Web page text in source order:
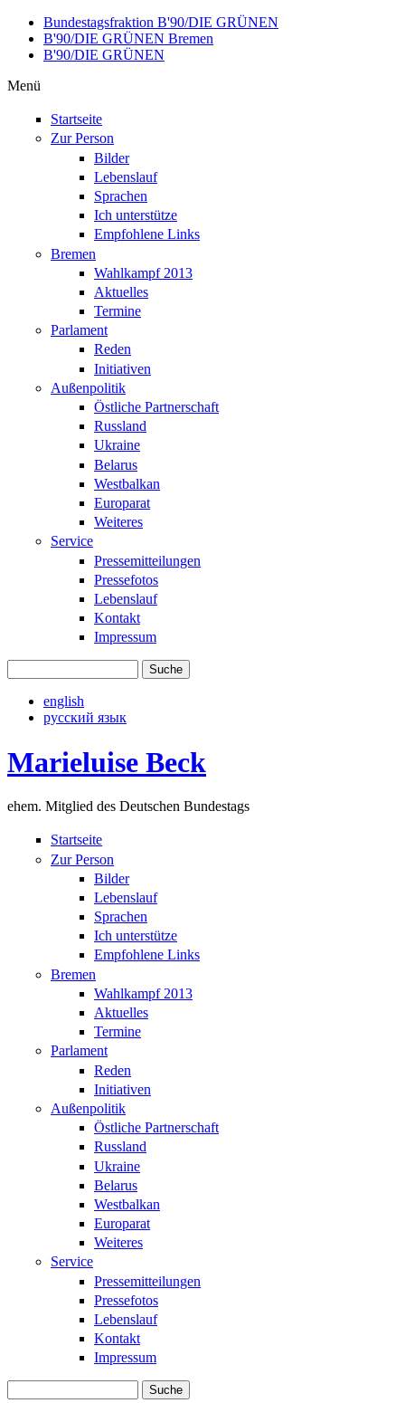
Direkt zum Inhalt
Bundestagsfraktion B'90/DIE GRÜNEN
B'90/DIE GRÜNEN Bremen
B'90/DIE GRÜNEN
Menü
Startseite
Zur Person
Bilder
Lebenslauf
Sprachen
Ich unterstütze
Empfohlene Links
Bremen
Wahlkampf 2013
Aktuelles
Termine
Parlament
Reden
Initiativen
Außenpolitik
Östliche Partnerschaft
Russland
Ukraine
Belarus
Westbalkan
Europarat
Weiteres
Service
Pressemitteilungen
Pressefotos
Lebenslauf
Kontakt
Impressum
english
русский язык
Marieluise Beck
ehem. Mitglied des Deutschen Bundestags
Startseite
Zur Person
Bilder
Lebenslauf
Sprachen
Ich unterstütze
Empfohlene Links
Bremen
Wahlkampf 2013
Aktuelles
Termine
Parlament
Reden
Initiativen
Außenpolitik
Östliche Partnerschaft
Russland
Ukraine
Belarus
Westbalkan
Europarat
Weiteres
Service
Pressemitteilungen
Pressefotos
Lebenslauf
Kontakt
Impressum